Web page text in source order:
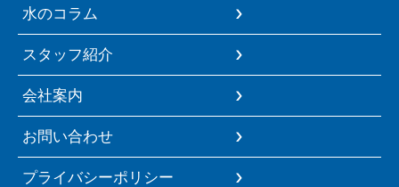
水のコラム
スタッフ紹介
会社案内
お問い合わせ
プライバシーポリシー